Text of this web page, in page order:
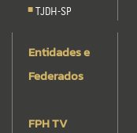
TJDH-SP
Entidades e
Federados
FPH TV